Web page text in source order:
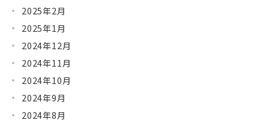
2025年2月
2025年1月
2024年12月
2024年11月
2024年10月
2024年9月
2024年8月